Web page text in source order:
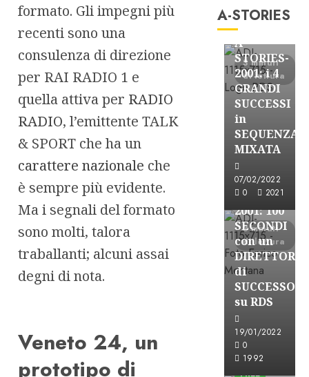
formato. Gli impegni più
recenti sono una
consulenza di direzione
per RAI RADIO 1 e
quella attiva per RADIO
RADIO, l’emittente TALK
& SPORT che ha un
carattere nazionale che
è sempre più evidente.
Ma i segnali del formato
sono molti, talora
traballanti; alcuni assai
degni di nota.
Veneto 24, un
prototipo di
A-STORIES
3 minuti
di lettura
Formazione
A-
STORIES-
2001: i 4
GRANDI
SUCCESSI
in
SEQUENZA
MIXATA
07/02/2022
0
2021
3 minuti
di lettura
A-Stories
Formazione
A-
STORIES-
2001: 100
SECONDI
con un
DIRETTORE
di
SUCCESSO
su RDS
19/01/2022
0
1992
A-Stories
Formazione
FREE